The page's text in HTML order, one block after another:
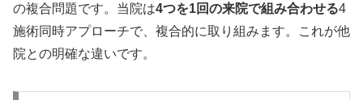
の複合問題です。当院は4つを1回の来院で組み合わせる4
施術同時アプローチで、複合的に取り組みます。これが他
院との明確な違いです。